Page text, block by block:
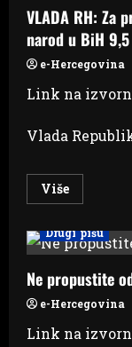
VLADA RH: Za
narod u BiH
e-Hercegovina
Link na
Vlada
VišeRead
more
RH:
Za
od
interesa
za
hrvatski
narod
u
Drugi pišu
Ne propustite
e-Hercegovina
Link na